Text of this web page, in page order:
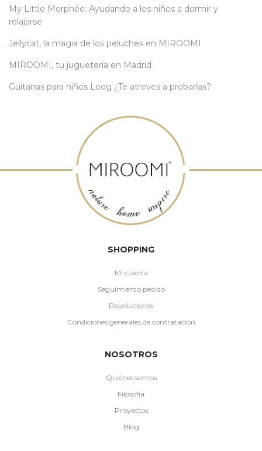
My Little Morphée: Ayudando a los niños a dormir y
relajarse
Jellycat, la magia de los peluches en MIROOMI
MIROOMI, tu juguetería en Madrid
Guitarras para niños Loog ¿Te atreves a probarlas?
SHOPPING
Mi cuenta
Seguimiento pedido
Devoluciones
Condiciones generales de contratación
NOSOTROS
Quiénes somos
Filosofía
Proyectos
Blog